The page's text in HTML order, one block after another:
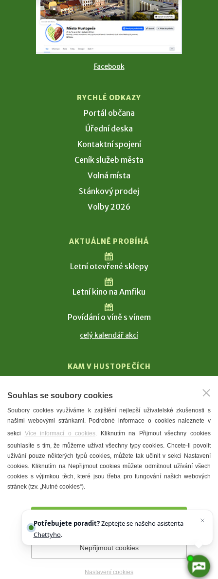
Facebook
RYCHLÉ ODKAZY
Portál občana
Úřední deska
Kontaktní spojení
Ceník služeb města
Volná místa
Stánkový prodej
Volby 2026
AKTUÁLNĚ PROBÍHÁ
Letní otevřené sklepy
Letní kino na Amfiku
Povídání o víně s vínem
celý kalendář akcí
KAM V HUSTOPEČÍCH
T. G. Masaryk
Mandloně
Ubytování
Restaurace
Městské muzeum a galerie
Denní meníčka
Prohlášení o přístupnosti Správce webu
Souhlas se soubory cookies
Soubory cookies využíváme k zajištění nejlepší uživatelské zkušenosti s
našimi webovými stránkami. Podrobné informace o cookies naleznete v
sekci Více informací o cookies. Kliknutím na Přijmout všechny cookies
souhlasíte s tím, že můžeme užívat všechny typy cookies. Chcete-li povolit
užívání pouze některých typů cookies, můžete tak učinit v sekci Nastavení
cookies. Kliknutím na Nepřijmout cookies můžete odmítnout užívání všech
cookies s výjimkou těch, které jsou třeba pro fungování našich webových
stránek (tzv. „Nutné cookies“).
Nepřijmout cookies
Nastavení cookies
Potřebujete poradit?Zeptejte se našeho asistenta
Chettyho.